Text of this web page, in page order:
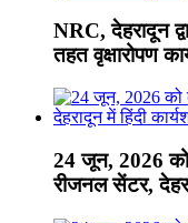
NRC, देहरादून
तहत वृक्षारोपण
24 जून, 2026 को
रीजनल सेंटर,